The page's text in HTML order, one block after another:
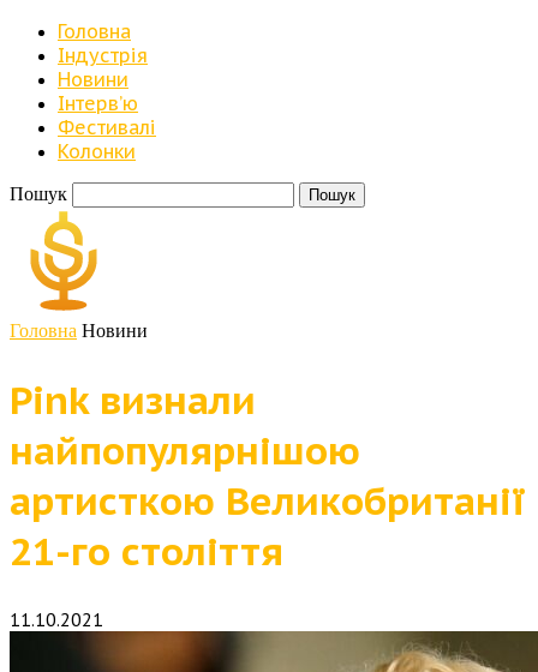
Головна
Індустрія
Новини
Iнтерв’ю
Фестивалі
Колонки
Пошук
Головна Новини
Pink визнали
найпопулярнішою
артисткою Великобританії
21-го століття
11.10.2021